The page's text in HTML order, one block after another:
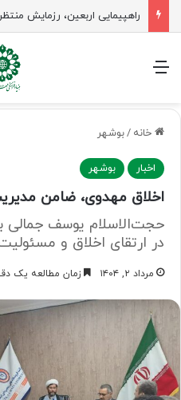
جلسه شورای سیاستگذاری
منو
خانه /بوشهر
اخبار بوشهر
اخلاق مهدوی، ضامن
حجت‌الاسلام یوسف جمالی
در ارتقای اخلاق و
مرداد ۲, ۱۴۰۴ زمان مطالعه یک